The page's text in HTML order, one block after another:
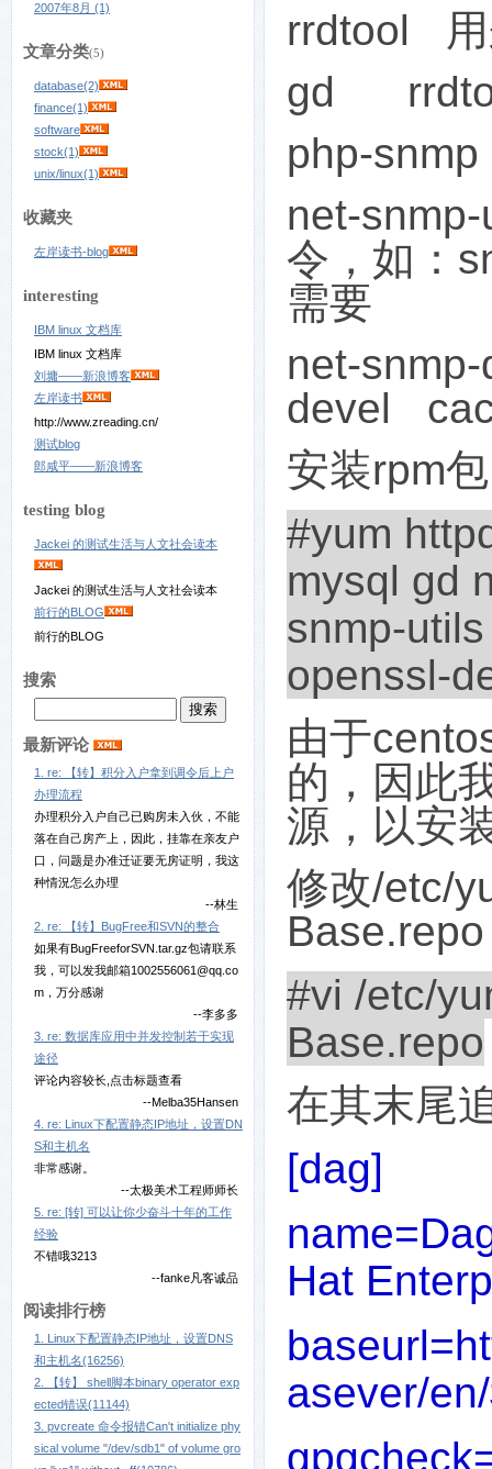
2007年8月 (1)
文章分类(5)
database(2)
finance(1)
software
stock(1)
unix/linux(1)
收藏夹
左岸读书-blog
interesting
IBM linux 文档库
IBM linux 文档库
刘墉——新浪博客
左岸读书
http://www.zreading.cn/
测试blog
郎咸平——新浪博客
testing blog
Jackei 的测试生活与人文社会读本
Jackei 的测试生活与人文社会读本
前行的BLOG
前行的BLOG
搜索
最新评论
1. re: 【转】积分入户拿到调令后上户
办理流程
办理积分入户自己已购房未入伙，不能
落在自己房产上，因此，挂靠在亲友户
口，问题是办准迁证要无房证明，我这
种情況怎么办理
--林生
2. re: 【转】BugFree和SVN的整合
如果有BugFreeforSVN.tar.gz包请联系
我，可以发我邮箱1002556061@qq.co
m，万分感谢
--李多多
3. re: 数据库应用中并发控制若干实现
途径
评论内容较长,点击标题查看
--Melba35Hansen
4. re: Linux下配置静态IP地址，设置DN
S和主机名
非常感谢。
--太极美术工程师师长
5. re: [转] 可以让你少奋斗十年的工作
经验
不错哦3213
--fanke凡客诚品
阅读排行榜
1. Linux下配置静态IP地址，设置DNS
和主机名(16256)
2. 【转】 shell脚本binary operator exp
ected错误(11144)
3. pvcreate 命令报错Can't initialize phy
sical volume "/dev/sdb1" of volume gro
rrdtool
gd
php-
net-
令，如：
需要
net-
devel
安装rpm
#yum
mysql gd
snmp-
openssl-
由于
的，因此
源，以安
修改/etc/
Base.repo
#vi /etc/
Base.repo
在其末尾
[dag]
Hat
asever/